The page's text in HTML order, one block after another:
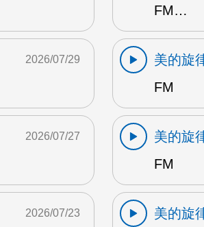
FM…
2026/07/29
美的旋
FM
2026/07/27
美的旋
FM
2026/07/23
美的旋